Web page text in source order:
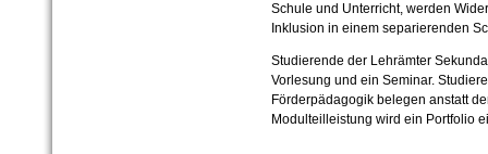
Schule und Unterricht, werden
Inklusion in einem separierenden
Studierende der Lehrämter
Vorlesung und ein Seminar.
Förderpädagogik belegen anstatt
Modulteilleistung wird ein Portfolio